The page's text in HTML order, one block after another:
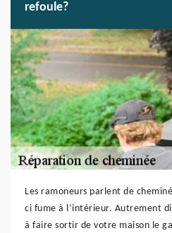
refoule?
Les ramoneurs parlent de
ci fume à l’intérieur. Autrement
à faire sortir de votre maison le